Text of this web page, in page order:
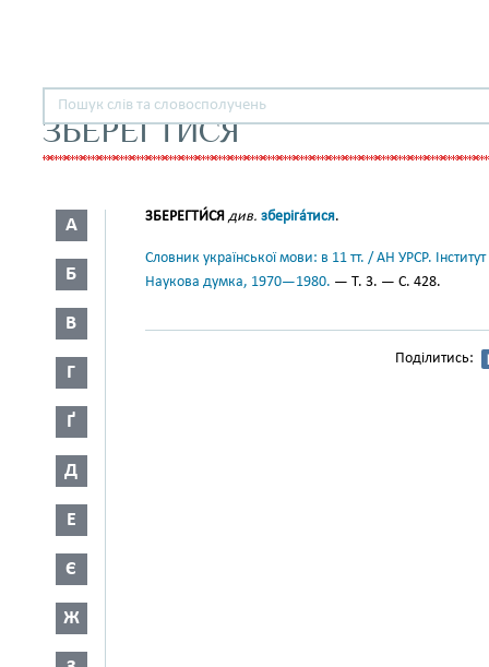
ЗБЕРЕГТИСЯ
А
Б
В
Г
Ґ
Д
Е
Є
Ж
ЗБЕРЕГТИ́СЯ див. зберіга́тися.
Словник української мови: в 11 тт. / АН УРСР.
Наукова думка, 1970—1980. — Т. 3. — С. 428.
Поділитись: